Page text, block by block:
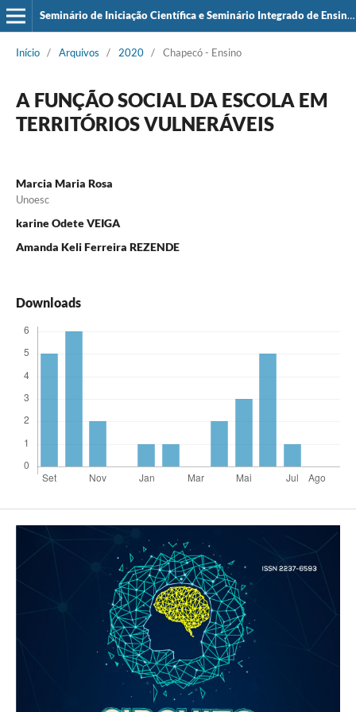
Seminário de Iniciação Científica e Seminário Integrado de Ensino, Pesquisa e Extensão (SIEPE)
Início / Arquivos / 2020 / Chapecó - Ensino
A FUNÇÃO SOCIAL DA ESCOLA EM
TERRITÓRIOS VULNERÁVEIS
Marcia Maria Rosa
Unoesc
karine Odete VEIGA
Amanda Keli Ferreira REZENDE
Downloads